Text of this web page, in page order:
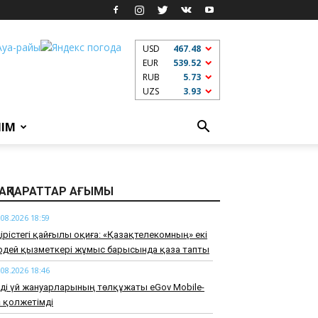
USD
467.48
EUR
539.52
RUB
5.73
UZS
3.93
АҒЫМЫ
18:59
қайғылы оқиға: «Қазақтелекомның» екі
қызметкері жұмыс барысында қаза тапты
18:46
үй жануарларының төлқұжаты eGov Mobile-
қолжетімді